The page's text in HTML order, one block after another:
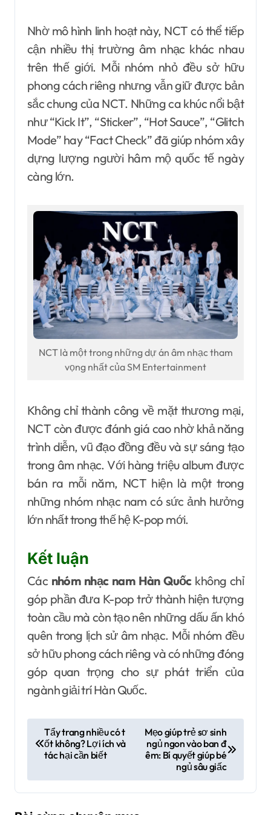
Nhờ mô hình linh hoạt này, NCT có thể tiếp
cận nhiều thị trường âm nhạc khác nhau
trên thế giới. Mỗi nhóm nhỏ đều sở hữu
phong cách riêng nhưng vẫn giữ được bản
sắc chung của NCT. Những ca khúc nổi bật
như “Kick It”, “Sticker”, “Hot Sauce”, “Glitch
Mode” hay “Fact Check” đã giúp nhóm xây
dựng lượng người hâm mộ quốc tế ngày
càng lớn.
NCT là một trong những dự án âm nhạc tham
vọng nhất của SM Entertainment
Không chỉ thành công về mặt thương mại,
NCT còn được đánh giá cao nhờ khả năng
trình diễn, vũ đạo đồng đều và sự sáng tạo
trong âm nhạc. Với hàng triệu album được
bán ra mỗi năm, NCT hiện là một trong
những nhóm nhạc nam có sức ảnh hưởng
lớn nhất trong thế hệ K-pop mới.
Kết luận
Các nhóm nhạc nam Hàn Quốc không chỉ
góp phần đưa K-pop trở thành hiện tượng
toàn cầu mà còn tạo nên những dấu ấn khó
quên trong lịch sử âm nhạc. Mỗi nhóm đều
sở hữu phong cách riêng và có những đóng
góp quan trọng cho sự phát triển của
ngành giải trí Hàn Quốc.
u
h
Tẩy trang nhiều có t
ốt không? Lợi ích và
tác hại cần biết
Mẹo giúp trẻ sơ sinh
ngủ ngon vào ban đ
êm: Bí quyết giúp bé
ngủ sâu giấc